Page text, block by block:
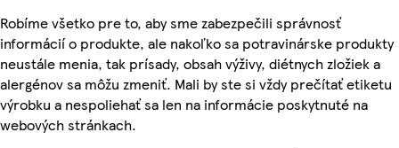
Robíme všetko pre to, aby sme zabezpečili správnosť
informácií o produkte, ale nakoľko sa potravinárske produkty
neustále menia, tak prísady, obsah výživy, diétnych zložiek a
alergénov sa môžu zmeniť. Mali by ste si vždy prečítať etiketu
výrobku a nespoliehať sa len na informácie poskytnuté na
webových stránkach.